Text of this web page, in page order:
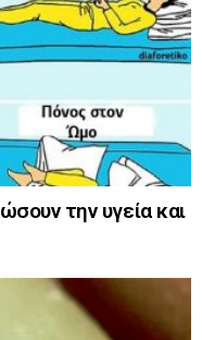
την υγεία και